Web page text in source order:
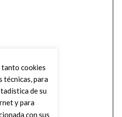
tanto cookies
técnicas, para
de su
y para
con sus